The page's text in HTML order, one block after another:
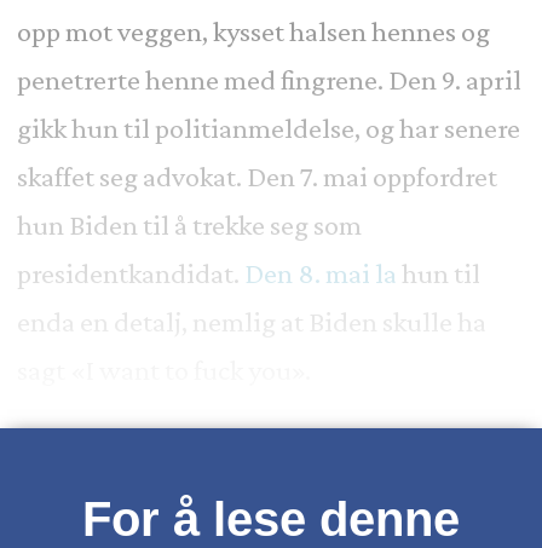
opp mot veggen, kysset halsen hennes og
penetrerte henne med fingrene. Den 9. april
gikk hun til politianmeldelse, og har senere
skaffet seg advokat. Den 7. mai oppfordret
hun Biden til å trekke seg som
presidentkandidat. Den 8. mai la hun til
enda en detalj, nemlig at Biden skulle ha
For å lese denne